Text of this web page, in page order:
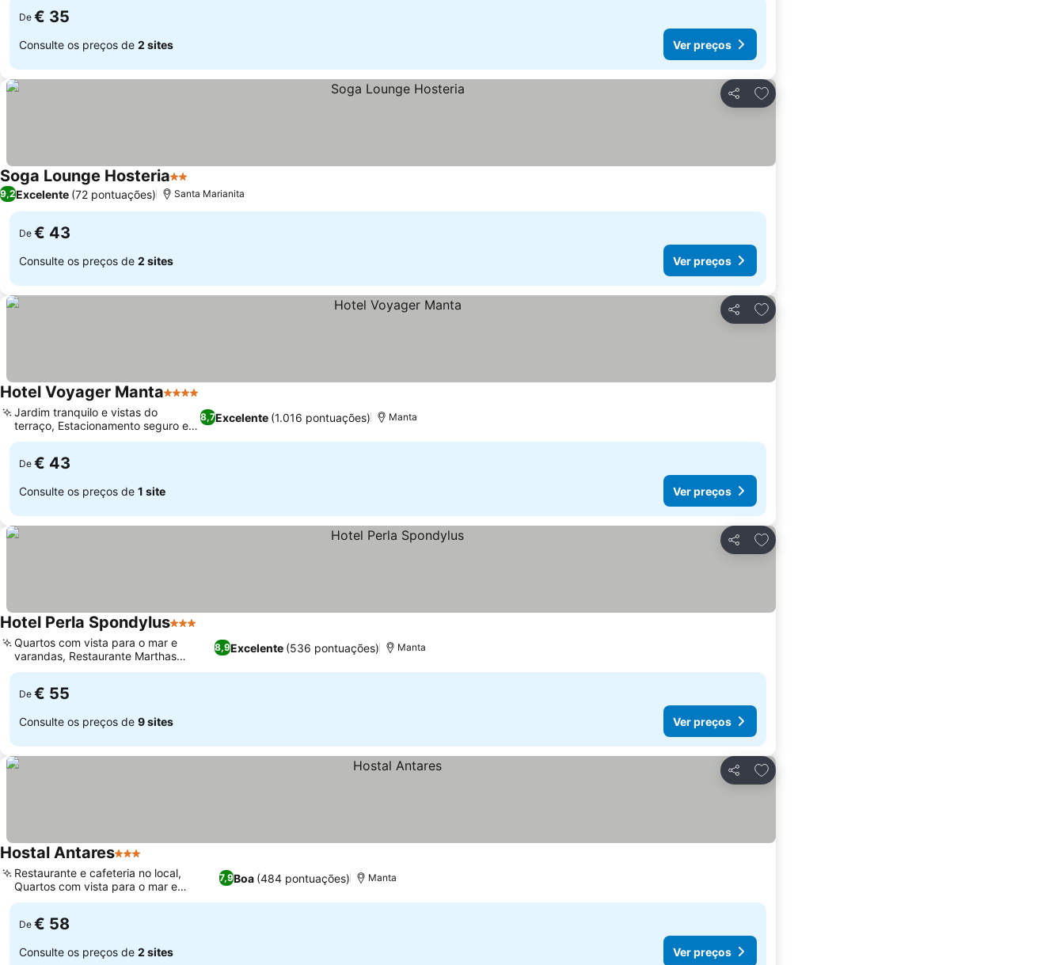
De € 35
Consulte os preços de 2 sites Ver preços
Partilhar
Adicionar aos favoritos
Soga Lounge Hosteria2 Estrelas
9,2Excelente (72 pontuações) Santa Marianita
De € 43
Consulte os preços de 2 sites Ver preços
Partilhar
Adicionar aos favoritos
Hotel Voyager Manta4 Estrelas
8,7Excelente (1.016 pontuações)
Jardim tranquilo e vistas do
terraço, Estacionamento seguro e
privativo
Manta
De € 43
Consulte os preços de 1 site Ver preços
Partilhar
Adicionar aos favoritos
Hotel Perla Spondylus3 Estrelas
8,9Excelente (536 pontuações)
Quartos com vista para o mar e
varandas, Restaurante Marthas
Cocina Casual
Manta
De € 55
Consulte os preços de 9 sites Ver preços
Partilhar
Adicionar aos favoritos
Hostal Antares3 Estrelas
7,9Boa (484 pontuações)
Restaurante e cafeteria no local,
Quartos com vista para o mar e
varandas
Manta
De € 58
Consulte os preços de 2 sites Ver preços